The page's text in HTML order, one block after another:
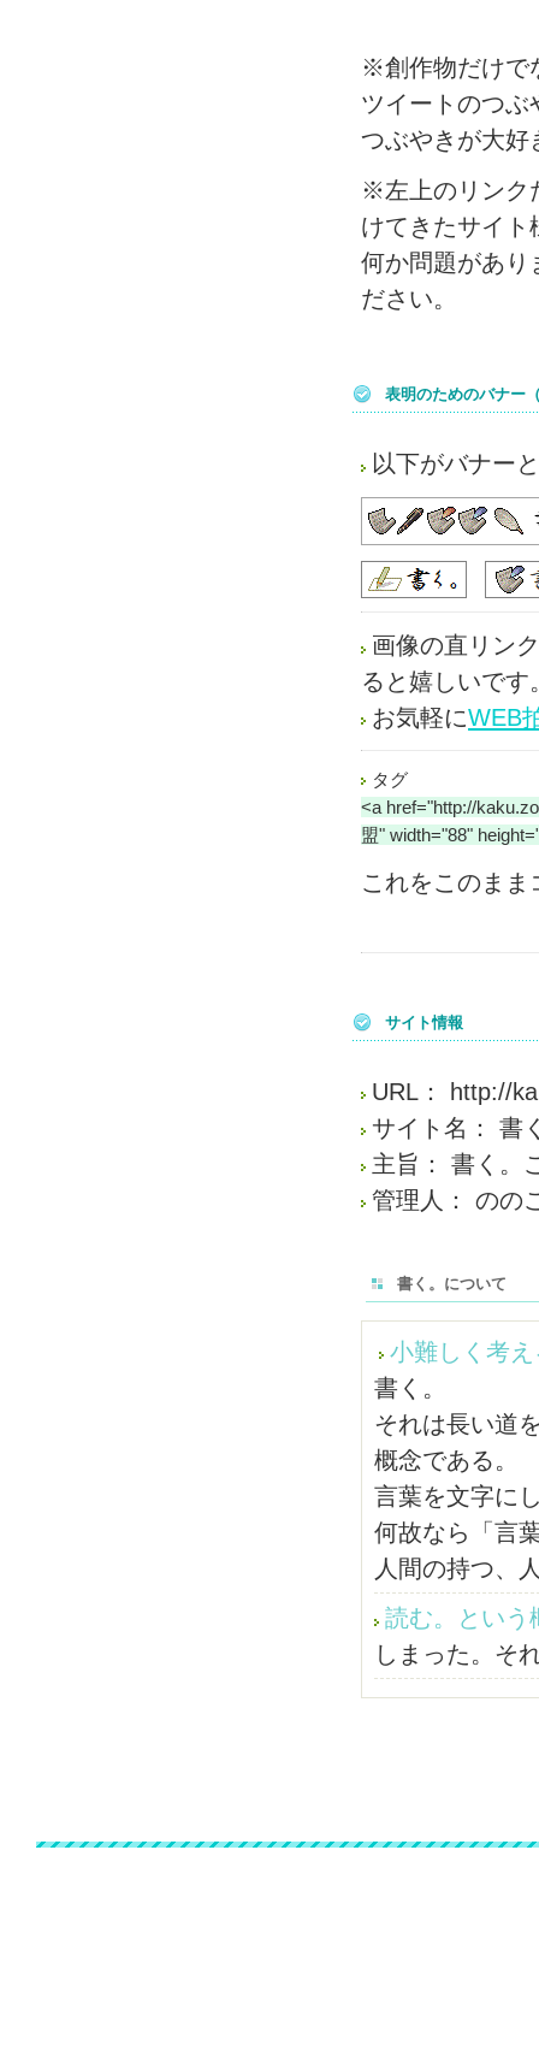
※創作物だけで
ツイートのつぶ
つぶやきが大好
※左上のリンク
けてきたサイト
何か問題があり
ださい。
表明のためのバナー
以下がバナー
画像の直リン
ると嬉しいです
お気軽にWEB
タグ
<a href="http://
盟" width="88"
これをこのま
サイト情報
URL： http://
サイト名： 書
主旨： 書く。
管理人： のの
書く。について
小難しく考え
書く。
それは長い道
概念である。
言葉を文字に
何故なら「言
人間の持つ、
読む。という
しまった。そ